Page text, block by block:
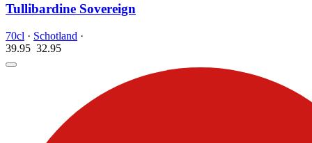
Tullibardine Sovereign
70cl · Schotland ·
39.95 32.95